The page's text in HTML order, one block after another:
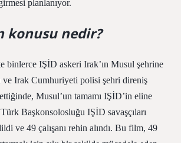
planlanıyor.
konusu nedir?
binlerce IŞİD askeri Irak’ın Musul şehrine
ve Irak Cumhuriyeti polisi şehri direniş
Musul’un tamamı IŞİD’in eline
Başkonsolosluğu IŞİD savaşçıları
ve 49 çalışanı rehin alındı. Bu film, 49